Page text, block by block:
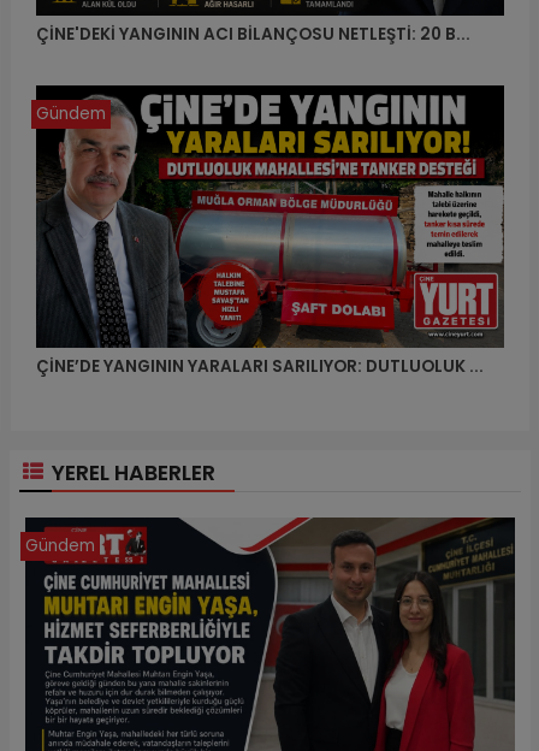
ÇİNE'DEKİ YANGININ ACI BİLANÇOSU NETLEŞTİ: 20 B...
ÇİNE’DE YANGININ YARALARI SARILIYOR: DUTLUOLUK ...
Gündem
YEREL HABERLER
Gündem